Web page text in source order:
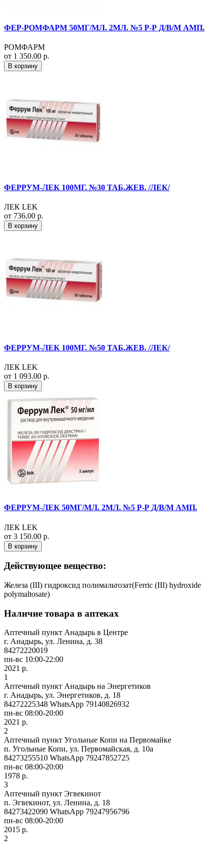
ФЕР-РОМФАРМ 50МГ/МЛ. 2МЛ. №5 Р-Р Д/В/М АМП.
РОМФАРМ
от 1 350.00 р.
В корзину
ФЕРРУМ-ЛЕК 100МГ. №30 ТАБ.ЖЕВ. /ЛЕК/
ЛЕК LEK
от 736.00 р.
В корзину
ФЕРРУМ-ЛЕК 100МГ. №50 ТАБ.ЖЕВ. /ЛЕК/
ЛЕК LEK
от 1 093.00 р.
В корзину
ФЕРРУМ-ЛЕК 50МГ/МЛ. 2МЛ. №5 Р-Р Д/В/М АМП.
ЛЕК LEK
от 3 150.00 р.
В корзину
Действующее вещество:
Железа (III) гидроксид полимальтозат(Ferric (III) hydroxide
polymaltosate)
Наличие товара в аптеках
Аптечный пункт Анадырь в Центре
г. Анадырь, ул. Ленина, д. 38
84272220019
пн-вс 10:00-22:00
2021 р.
1
Аптечный пункт Анадырь на Энергетиков
г. Анадырь, ул. Энергетиков, д. 18
84272225348 WhatsApp 79140826932
пн-вс 08:00-20:00
2021 р.
2
Аптечный пункт Угольные Копи на Первомайке
п. Угольные Копи, ул. Первомайская, д. 10а
84273255510 WhatsApp 79247852725
пн-вс 08:00-20:00
1978 р.
3
Аптечный пункт Эгвекинот
п. Эгвекинот, ул. Ленина, д. 18
84273422090 WhatsApp 79247956796
пн-вс 08:00-20:00
2015 р.
2